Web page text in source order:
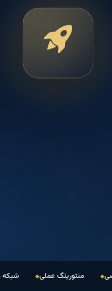
منتورینگ عملی شبکه مدیران